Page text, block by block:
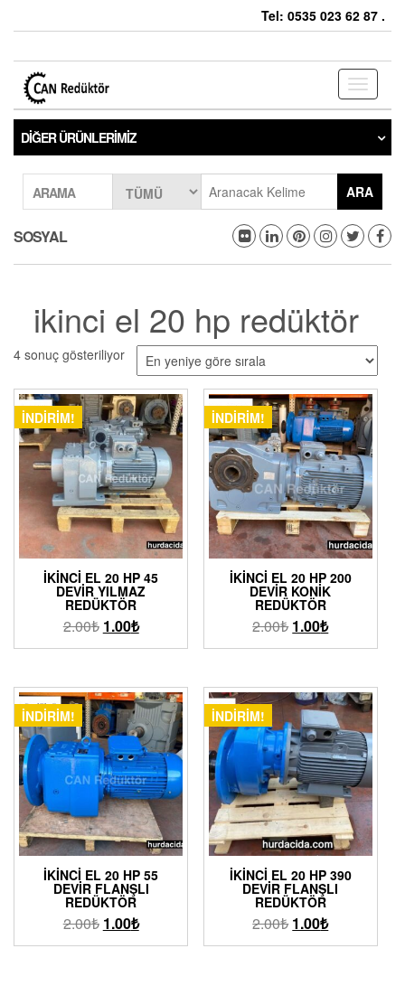
Tel: 0535 023 62 87 .
Toggle
DIĞER ÜRÜNLERIMIZ
ARAMA ARA
SOSYAL
ikinci el 20 hp redüktör
4 sonuç gösteriliyor
İNDIRIM!
İKINCI EL 20 HP 45
DEVIR YILMAZ
REDÜKTÖR
2.00₺ 1.00₺
İNDIRIM!
İKINCI EL 20 HP 200
DEVIR KONIK
REDÜKTÖR
2.00₺ 1.00₺
İNDIRIM!
İKINCI EL 20 HP 55
DEVIR FLANŞLI
REDÜKTÖR
2.00₺ 1.00₺
İNDIRIM!
İKINCI EL 20 HP 390
DEVIR FLANŞLI
REDÜKTÖR
2.00₺ 1.00₺